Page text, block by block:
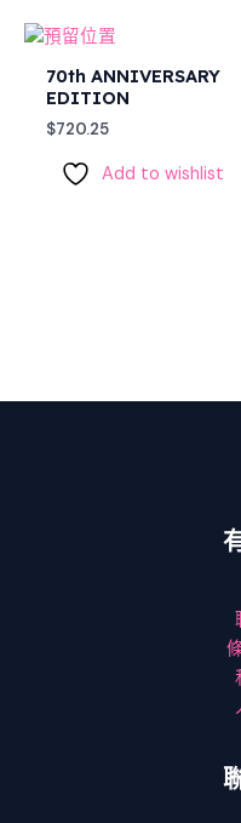
70th ANNIVERSARY
EDITION
$720.25
Add to wishlist